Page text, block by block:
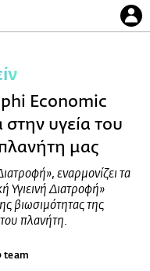
Economic
υγεία του
μας
εναρμονίζει τα
Υγιεινή Διατροφή»
βιωσιμότητας της
πλανήτη.
team